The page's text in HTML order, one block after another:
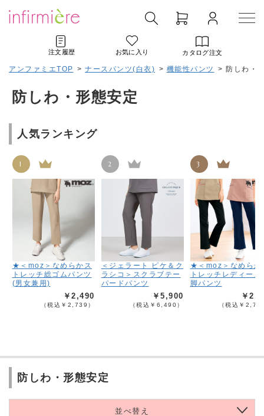
注文履歴 お気に入り カタログ注文
アンファミエTOP > ナースパンツ(白衣) > 機能性パンツ > 防しわ・
防しわ・形態安定
人気ランキング
1
★＜moz＞なめらかス
トレッチ総ゴムパンツ
(男女兼用)
￥2,490
（税込￥2,739）
2
＜ジェラート ピケ＆ク
ラシコ＞スクラブテー
パードパンツ
￥5,900
（税込￥6,490）
3
★＜moz＞なめらか
トレッチレディース
脚パンツ
￥
（税込￥
防しわ・形態安定
並べ替え